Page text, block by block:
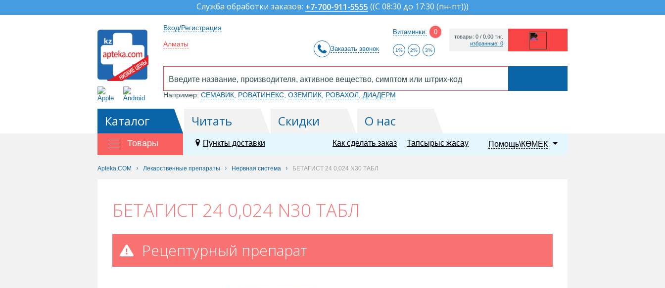
Служба обработки заказов: +7-700-911-5555 ((С 08:30 до 17:30 (пн-пт)))
Вход/Регистрация
Алматы
Заказать звонок
Витаминки: 0
1% 2% 3%
товары: 0 / 0.00 тнг.
избранные: 0
Например: СЕМАВИК РОВАТИНЕКС ОЗЕМПИК РОВАХОЛ ДИАДЕРМ
Каталог Читать Скидки О нас
Товары Пункты доставки Помощь\КӨМЕК
Тапсырыс жасау
Как сделать заказ
Apteka.COM Лекарственные препараты Нервная система БЕТАГИСТ 24 0,024 N30 ТАБЛ
БЕТАГИСТ 24 0,024 N30 ТАБЛ
Рецептурный препарат